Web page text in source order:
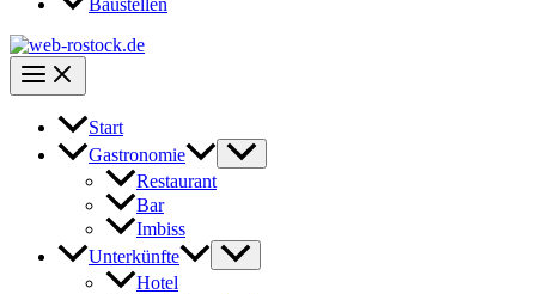
Start
Gastronomie
Restaurant
Bar
Imbiss
Unterkünfte
Hotel